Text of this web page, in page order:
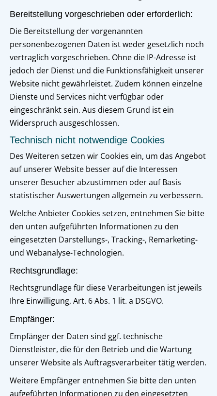
Bereitstellung vorgeschrieben oder erforderlich:
Die Bereitstellung der vorgenannten
personenbezogenen Daten ist weder gesetzlich noch
vertraglich vorgeschrieben. Ohne die IP-Adresse ist
jedoch der Dienst und die Funktionsfähigkeit unserer
Website nicht gewährleistet. Zudem können einzelne
Dienste und Services nicht verfügbar oder
eingeschränkt sein. Aus diesem Grund ist ein
Widerspruch ausgeschlossen.
Technisch nicht notwendige Cookies
Des Weiteren setzen wir Cookies ein, um das Angebot
auf unserer Website besser auf die Interessen
unserer Besucher abzustimmen oder auf Basis
statistischer Auswertungen allgemein zu verbessern.
Welche Anbieter Cookies setzen, entnehmen Sie bitte
den unten aufgeführten Informationen zu den
eingesetzten Darstellungs-, Tracking-, Remarketing-
und Webanalyse-Technologien.
Rechtsgrundlage:
Rechtsgrundlage für diese Verarbeitungen ist jeweils
Ihre Einwilligung, Art. 6 Abs. 1 lit. a DSGVO.
Empfänger:
Empfänger der Daten sind ggf. technische
Dienstleister, die für den Betrieb und die Wartung
unserer Website als Auftragsverarbeiter tätig werden.
Weitere Empfänger entnehmen Sie bitte den unten
aufgeführten Informationen zu den eingesetzten